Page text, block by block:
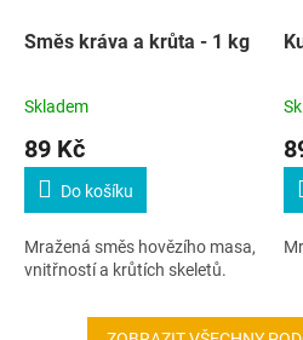
Směs kráva a krůta - 1 kg
Skladem
89 Kč
Do košíku
Mražená směs hovězího masa,
vnitřností a krůtích skeletů.